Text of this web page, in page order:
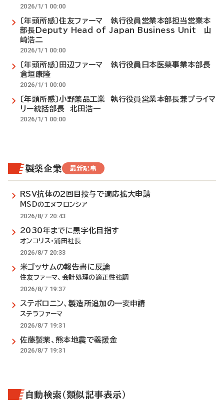
2026/1/1 00:00
〔年頭所感〕住友ファーマ 執行役員営業本部担当営業本
部長Deputy Head of Japan Business Unit 山
崎浩二
2026/1/1 00:00
〔年頭所感〕田辺ファーマ 執行役員日本医薬事業本部長
倉垣康隆
2026/1/1 00:00
〔年頭所感〕小野薬品工業 執行役員営業本部長兼プライマ
リー統括部長 北田浩一
2026/1/1 00:00
製薬企業 最新記事
RSV抗体の2回目投与で適応拡大申請
MSDのエヌフロンシア
2026/8/7 20:43
2030年までに黒字化目指す
オンコリス・浦田社長
2026/8/7 20:33
米ゴッサムの報告書に反論
住友ファーマ、会計処理の適正性強調
2026/8/7 19:37
ステボロニン、製造所追加の一変申請
ステラファーマ
2026/8/7 19:31
佐藤製薬、熊本地震で義援金
2026/8/7 19:31
自動検索（類似記事表示）